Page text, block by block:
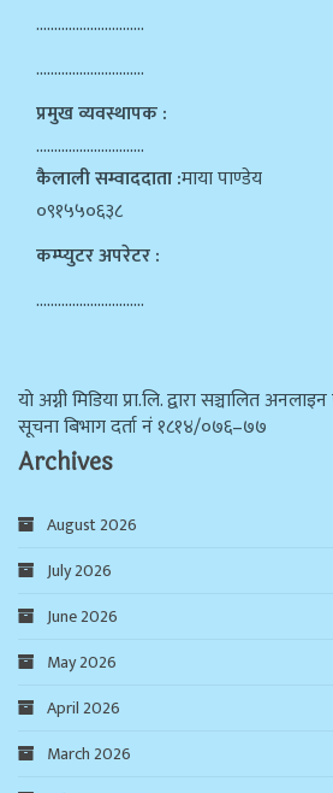
…………………………
…………………………
प्रमुख व्यवस्थापक :
…………………………
कैलाली सम्वाददाता :माया पाण्डेय
०९१५५०६३८
कम्प्युटर अपरेटर :
…………………………
याे अग्नी मिडिया प्रा.लि. द्वारा सञ्चालित अनलाइन
सूचना बिभाग दर्ता न‌ं १८१४/०७६–७७
Archives
August 2026
July 2026
June 2026
May 2026
April 2026
March 2026